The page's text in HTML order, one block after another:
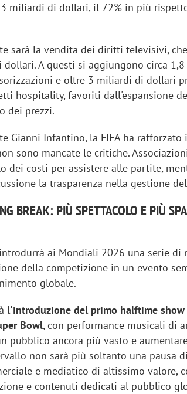
miliardi di dollari, il 72% in più
sarà la vendita dei diritti televisivi,
A questi si aggiungono circa
e oltre 3 miliardi di dollari
hospitality, favoriti dall'espansione
dei prezzi.
Gianni Infantino, la FIFA ha rafforzato
sono mancate le critiche.
dei costi per assistere alle partite,
la trasparenza nella gestione
BREAK: PIÙ SPETTACOLO E PIÙ
ai Mondiali 2026 una serie di
della competizione in un evento
globale.
l'introduzione del primo halftime
Bowl, con performance musicali di
pubblico ancora più vasto e
non sarà più soltanto una pausa
e mediatico di altissimo valore,
e contenuti dedicati al pubblico
Digital:
l’AI deve
Ricerche di
fenomeni: bisogna
tradurli in azioni»